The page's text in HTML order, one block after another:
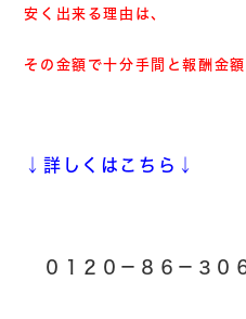
安く出来る理由は、
その金額で十分手間と報酬金
↓詳しくはこちら↓
０１２０－８６－３０